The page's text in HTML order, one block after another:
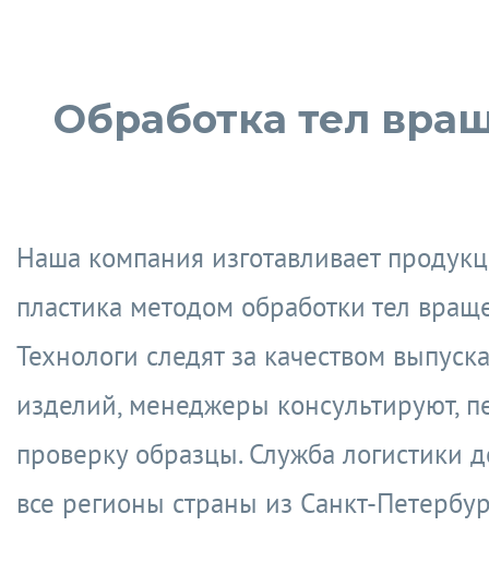
Обработка тел
Наша компания изготавливает
пластика методом обработки тел
Технологи следят за качеством
изделий, менеджеры консультируют,
проверку образцы. Служба логистики
все регионы страны из Санкт-